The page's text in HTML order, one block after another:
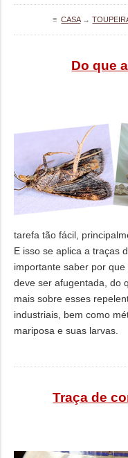
≡CASA→
Do que
tarefa tão fácil,
E isso se aplica a traças
importante saber por
deve ser afugentada, do
mais sobre esses
industriais, bem como
mariposa e suas larvas.
Traça de